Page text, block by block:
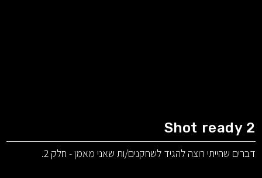
Shot ready 2
דברים שהייתי רוצה להגיד לשחקנים/ות שאני מאמן - חלק 2.